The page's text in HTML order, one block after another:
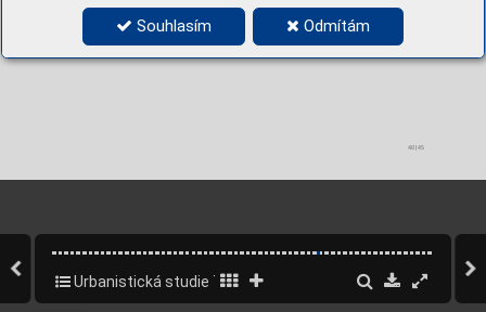
Souhlasím Odmítám
40|45
Urbanistická studie Triangl